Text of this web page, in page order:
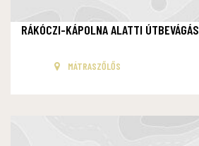
RÁKÓCZI-KÁPOLNA ALATTI ÚTBEVÁGÁS
MÁTRASZŐLŐS